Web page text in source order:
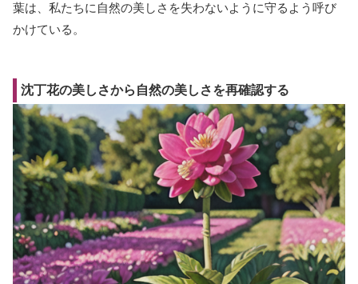
葉は、私たちに自然の美しさを失わないように守るよう呼び
かけている。
沈丁花の美しさから自然の美しさを再確認する